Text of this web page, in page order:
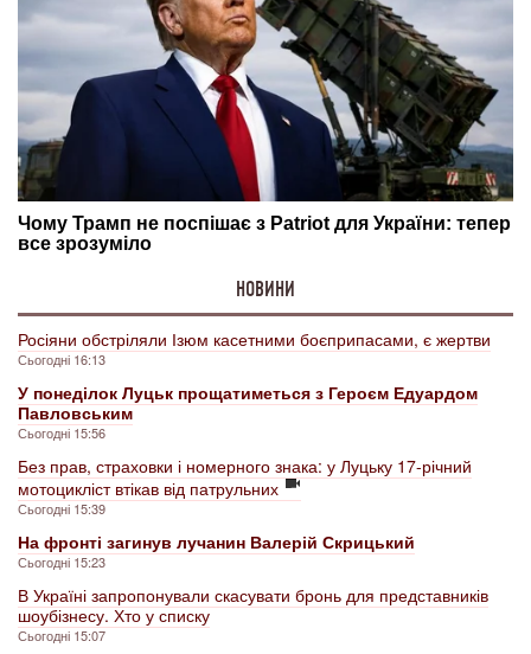
НОВИНИ
Росіяни обстріляли Ізюм касетними боєприпасами, є жертви
Сьогодні 16:13
У понеділок Луцьк прощатиметься з Героєм Едуардом
Павловським
Сьогодні 15:56
Без прав, страховки і номерного знака: у Луцьку 17-річний
мотоцикліст втікав від патрульних
Сьогодні 15:39
На фронті загинув лучанин Валерій Скрицький
Сьогодні 15:23
В Україні запропонували скасувати бронь для представників
шоубізнесу. Хто у списку
Сьогодні 15:07